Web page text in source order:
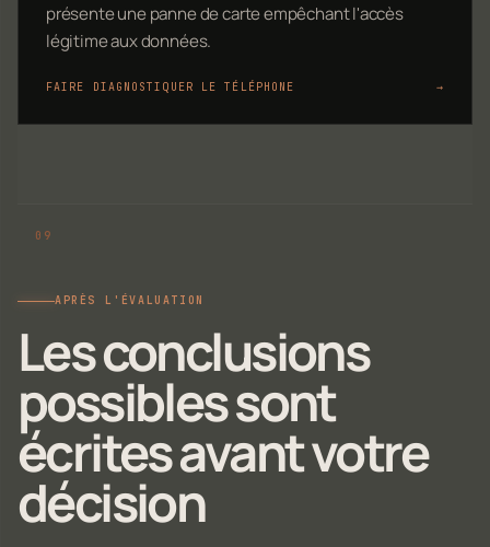
présente une panne de carte empêchant l'accès
légitime aux données.
FAIRE DIAGNOSTIQUER LE TÉLÉPHONE →
APRÈS L'ÉVALUATION
Les conclusions
possibles sont
écrites avant votre
décision